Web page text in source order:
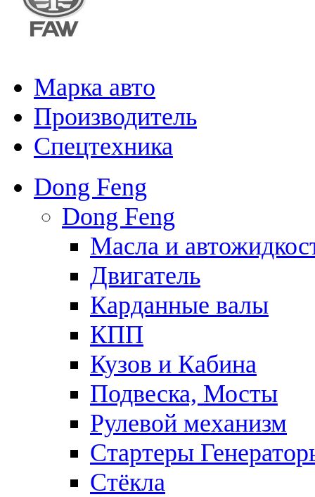
Марка авто
Производитель
Спецтехника
Dong Feng
Dong Feng
Масла и
Двигатель
Карданные валы
КПП
Кузов и Кабина
Подвеска, Мосты
Рулевой механизм
Стартеры
Стёкла